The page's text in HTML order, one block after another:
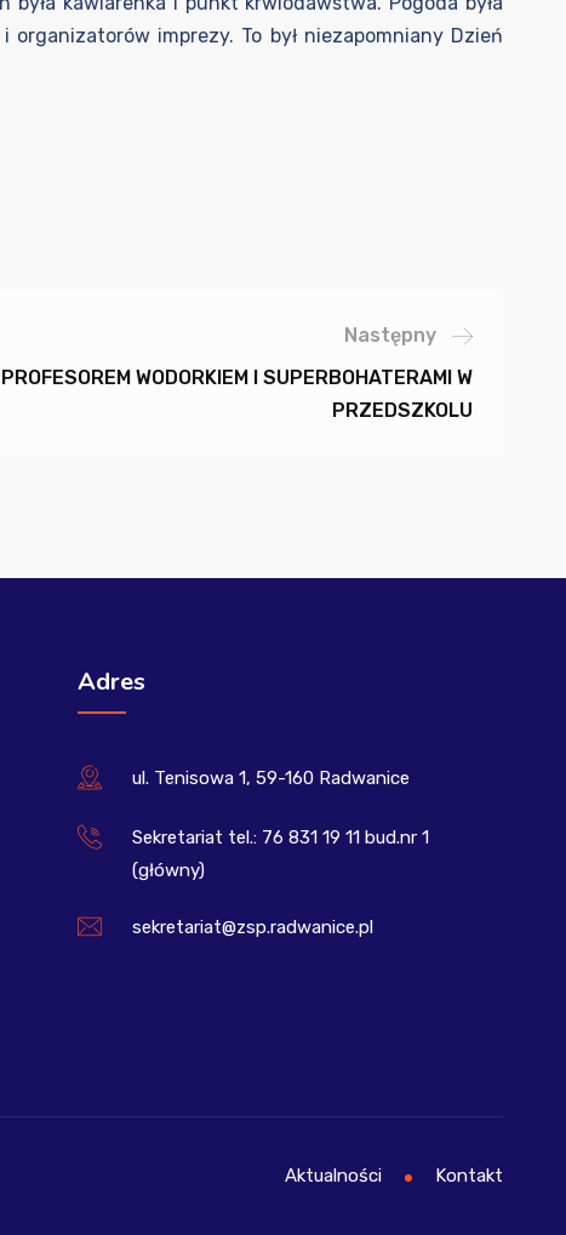
imprezy. To był niezapomniany Dzień
Następny
WODORKIEM I SUPERBOHATERAMI W
PRZEDSZKOLU
Adres
ul. Tenisowa 1, 59-160 Radwanice
Sekretariat tel.: 76 831 19 11 bud.nr 1
(główny)
sekretariat@zsp.radwanice.pl
Aktualności Kontakt